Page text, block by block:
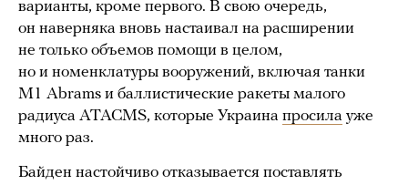
варианты, кроме первого. В свою очередь,
он наверняка вновь настаивал на расширении
не только объемов помощи в целом,
но и номенклатуры вооружений, включая танки
M1 Abrams и баллистические ракеты малого
радиуса ATACMS, которые Украина просила уже
много раз.
Байден настойчиво отказывается поставлять